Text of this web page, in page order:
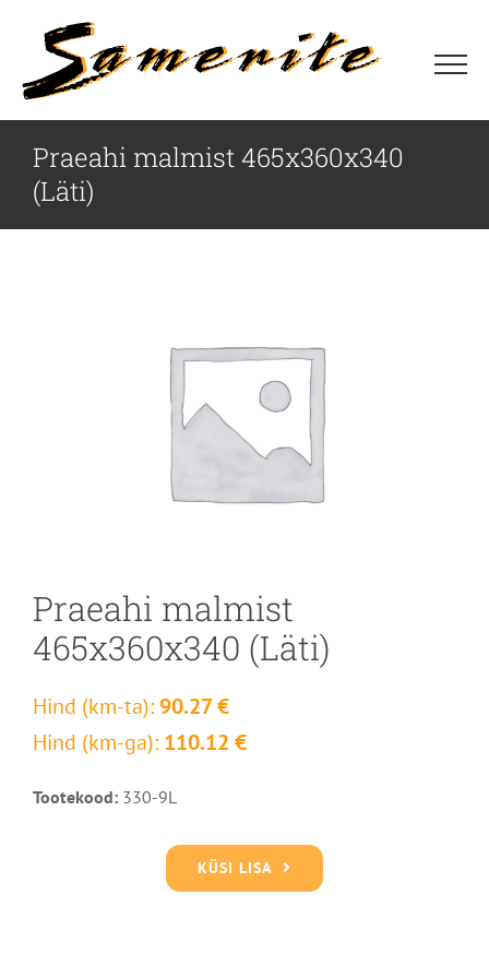
content
Praeahi malmist 465x360x340
(Läti)
Praeahi malmist
465x360x340 (Läti)
Hind (km-ta): 90.27 €
Hind (km-ga): 110.12 €
Tootekood: 330-9L
KÜSI LISA